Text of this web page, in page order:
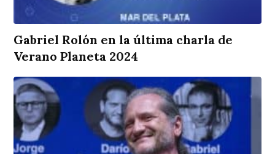
Gabriel Rolón en la última charla de
Verano Planeta 2024